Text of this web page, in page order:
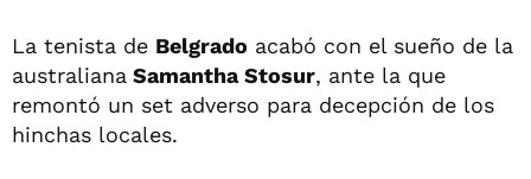
La tenista de Belgrado acabó con el sueño de la
australiana Samantha Stosur, ante la que
remontó un set adverso para decepción de los
hinchas locales.